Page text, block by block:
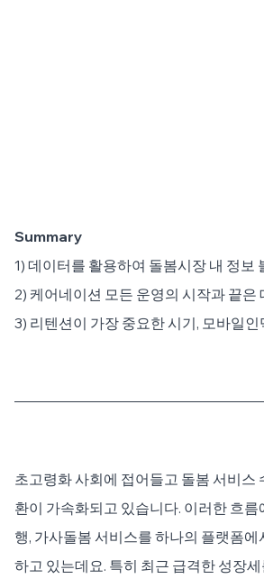
Summary
1) 데이터를 활용하여 돌봄시장 내 정보
2) 케어네이션 모든 운영의 시작과 끝은
3) 리텐션이 가장 중요한 시기, 모바일
초고령화 사회에 접어들고 돌봄 서비
환이 가속화되고 있습니다. 이러한 흐름
행, 가사돌봄 서비스를 하나의 플랫폼
하고 있는데요. 특히 최근 급격한 성장